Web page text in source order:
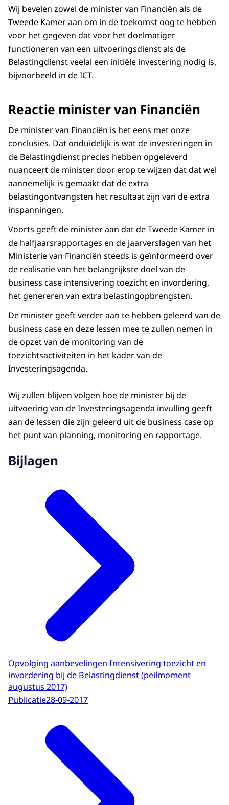
Wij bevelen zowel de minister van Financiën als de
Tweede Kamer aan om in de toekomst oog te hebben
voor het gegeven dat voor het doelmatiger
functioneren van een uitvoeringsdienst als de
Belastingdienst veelal een initiële investering nodig is,
bijvoorbeeld in de ICT.
Reactie minister van Financiën
De minister van Financiën is het eens met onze
conclusies. Dat onduidelijk is wat de investeringen in
de Belastingdienst precies hebben opgeleverd
nuanceert de minister door erop te wijzen dat dat wel
aannemelijk is gemaakt dat de extra
belastingontvangsten het resultaat zijn van de extra
inspanningen.
Voorts geeft de minister aan dat de Tweede Kamer in
de halfjaarsrapportages en de jaarverslagen van het
Ministerie van Financiën steeds is geïnformeerd over
de realisatie van het belangrijkste doel van de
business case intensivering toezicht en invordering,
het genereren van extra belastingopbrengsten.
De minister geeft verder aan te hebben geleerd van de
business case en deze lessen mee te zullen nemen in
de opzet van de monitoring van de
toezichtsactiviteiten in het kader van de
Investeringsagenda.
Wij zullen blijven volgen hoe de minister bij de
uitvoering van de Investeringsagenda invulling geeft
aan de lessen die zijn geleerd uit de business case op
het punt van planning, monitoring en rapportage.
Bijlagen
Opvolging aanbevelingen Intensivering toezicht en
invordering bij de Belastingdienst (peilmoment
augustus 2017)
Publicatie28-09-2017